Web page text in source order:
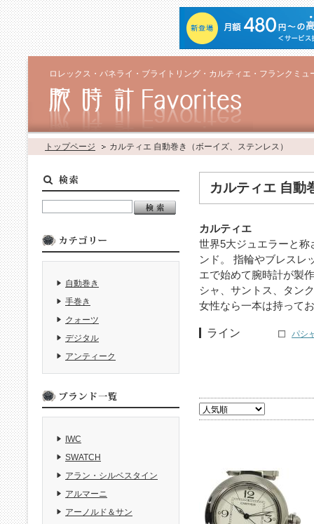
ロレックス・パネライ・ブライトリング・カルティエ・フランクミ
トップページ カルティエ 自動巻き（ボーイズ、ステンレス）
カルティエ 自動
カルティエ
世界5大ジュエラーと
ンド。 指輪やブレスレ
エで始めて腕時計が製
シャ、サントス、タン
女性なら一本は持って
ライン パシ
自動巻き
手巻き
クォーツ
デジタル
アンティーク
IWC
SWATCH
アラン・シルベスタイン
アルマーニ
アーノルド＆サン